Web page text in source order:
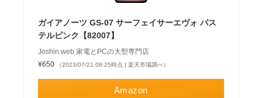
ガイアノーツ GS-07 サーフェイサーエヴォ パス
テルピンク【82007】
Joshin web 家電とPCの大型専門店
¥650
（2023/07/21 08:25時点 | 楽天市場調べ）
Amazon